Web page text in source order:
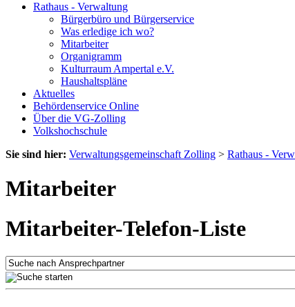
Rathaus - Verwaltung
Bürgerbüro und Bürgerservice
Was erledige ich wo?
Mitarbeiter
Organigramm
Kulturraum Ampertal e.V.
Haushaltspläne
Aktuelles
Behördenservice Online
Über die VG-Zolling
Volkshochschule
Sie sind hier: Verwaltungsgemeinschaft Zolling > Rathaus -
Mitarbeiter
Mitarbeiter-Telefon-Liste